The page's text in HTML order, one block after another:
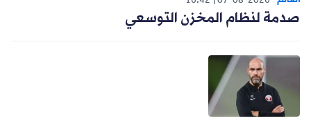
صدمة لنظام المخزن التوسعي